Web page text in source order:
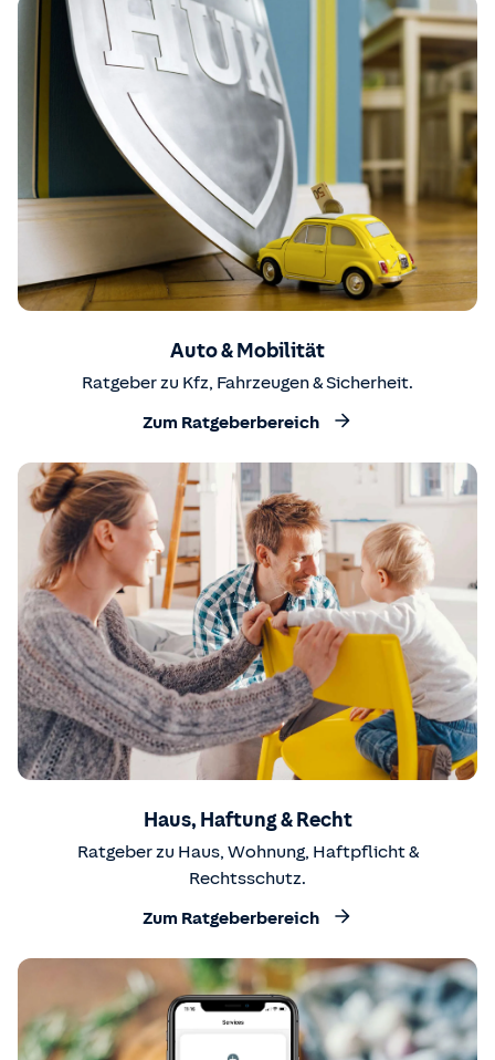
Auto & Mobilität
Ratgeber zu Kfz, Fahrzeugen & Sicherheit.
Zum Ratgeberbereich
Haus, Haftung & Recht
Ratgeber zu Haus, Wohnung, Haftpflicht &
Rechtsschutz.
Zum Ratgeberbereich